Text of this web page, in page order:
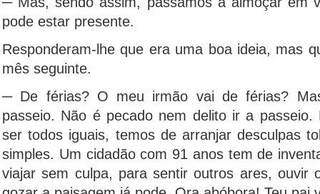
pode estar presente.
Responderam-lhe que era uma boa ideia, mas
mês seguinte.
─ De férias? O meu irmão vai de férias?
passeio. Não é pecado nem delito ir a passeio.
ser todos iguais, temos de arranjar desculpas
simples. Um cidadão com 91 anos tem de
viajar sem culpa, para sentir outros ares, ouvir